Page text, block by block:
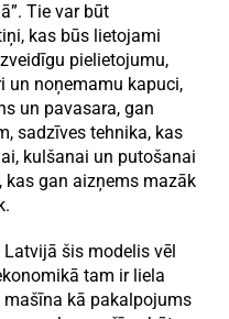
Tie var būt
kas būs lietojami
pielietojumu,
un noņemamu kapuci,
un pavasara, gan
sadzīves tehnika, kas
kulšanai un putošanai
kas gan aizņems mazāk
Latvijā šis modelis vēl
tam ir liela
kā pakalpojums